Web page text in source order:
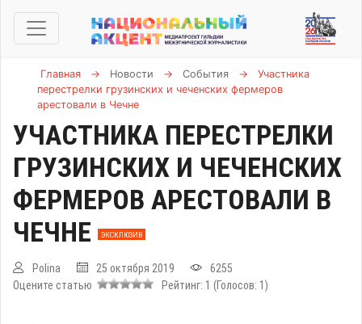
Главная → Новости → События →
Участника
перестрелки грузинских и чеченских фермеров
арестовали в Чечне
УЧАСТНИКА ПЕРЕСТРЕЛКИ
ГРУЗИНСКИХ И ЧЕЧЕНСКИХ
ФЕРМЕРОВ АРЕСТОВАЛИ В
ЧЕЧНЕ
ЭКСКЛЮЗИВ
Polina 25 октября 2019
6255
Оцените статью
Рейтинг: 1 (Голосов: 1 )